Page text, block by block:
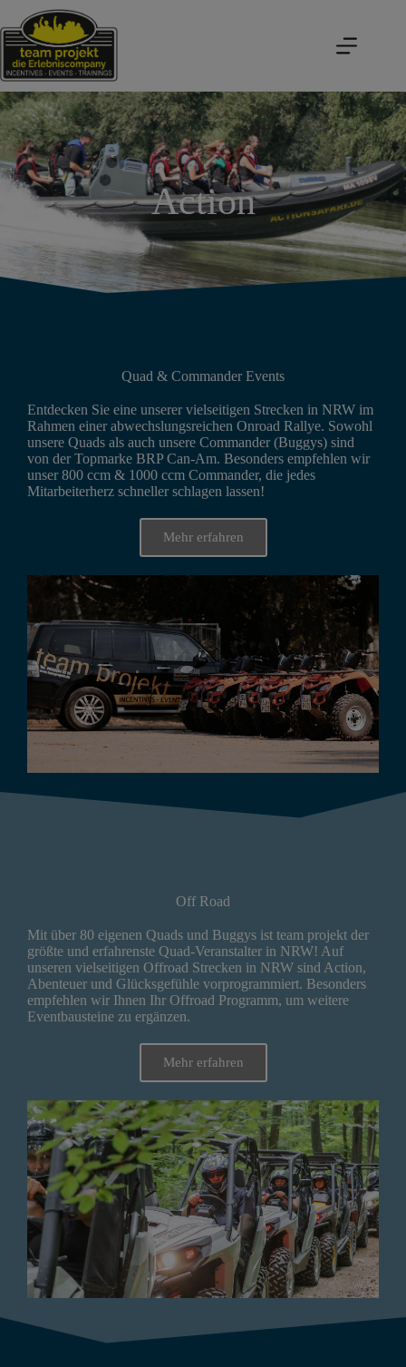
Action
Quad & Commander Events
Entdecken Sie eine unserer vielseitigen Strecken in NRW im
Rahmen einer abwechslungsreichen Onroad Rallye. Sowohl
unsere Quads als auch unsere Commander (Buggys) sind
von der Topmarke BRP Can-Am. Besonders empfehlen wir
unser 800 ccm & 1000 ccm Commander, die jedes
Mitarbeiterherz schneller schlagen lassen!
Mehr erfahren
Off Road
Mit über 80 eigenen Quads und Buggys ist team projekt der
größte und erfahrenste Quad-Veranstalter in NRW! Auf
unseren vielseitigen Offroad Strecken in NRW sind Action,
Abenteuer und Glücksgefühle vorprogrammiert. Besonders
empfehlen wir Ihnen Ihr Offroad Programm, um weitere
Eventbausteine zu ergänzen.
Mehr erfahren